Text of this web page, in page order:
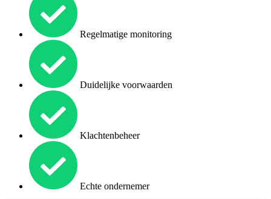
Regelmatige monitoring
Duidelijke voorwaarden
Klachtenbeheer
Echte ondernemer